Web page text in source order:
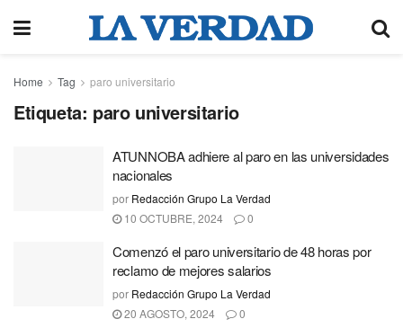
Home Tag paro universitario
Etiqueta: paro universitario
ATUNNOBA adhiere al paro en las universidades
nacionales
por Redacción Grupo La Verdad
10 OCTUBRE, 2024
0
Comenzó el paro universitario de 48 horas por
reclamo de mejores salarios
por Redacción Grupo La Verdad
20 AGOSTO, 2024
0